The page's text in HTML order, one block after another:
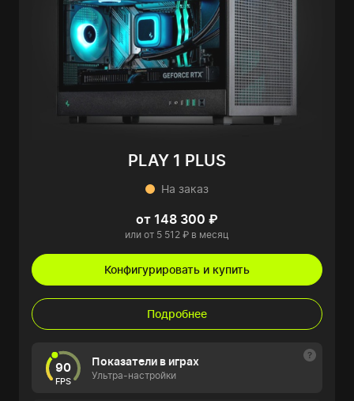
PLAY 1 PLUS
На заказ
от 148 300 ₽
или от 5 512 ₽ в месяц
Конфигурировать и купить
Подробнее
90
FPS
Показатели в играх
Ультра-настройки